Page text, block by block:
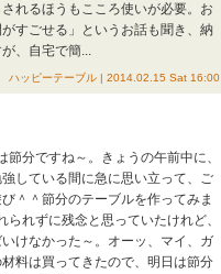
れるほうもこころ使いが必要。お
すごせる」というお話も聞き、納
、自宅で簡...
ハッピーテーブル | 2014.02.15 Sat 16:00
分ですね～。きょうの午前中に、
している間に急に思い立って、ご
＾＾節分のテーブルを作ってみま
れずに残念と思っていたけれど、
けなかった～。オーッ、マイ、ガ
料は買ってきたので、明日は節分